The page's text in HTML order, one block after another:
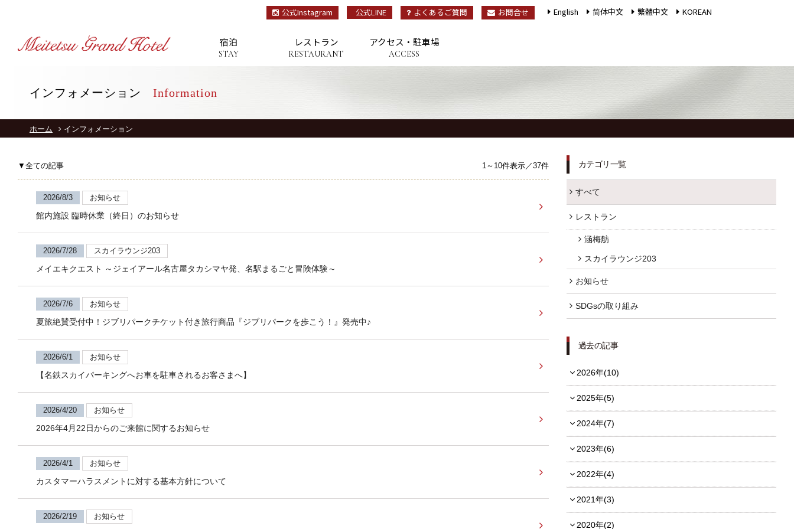
宿泊
STAY
レストラン
RESTAURANT
アクセス・駐車場
ACCESS
English 简体中文 繁體中文 KOREAN
公式Instagram 公式LINE よくあるご質問 お問合せ
STAY
RESTAURANT
アクセス
よくあるご質問
お取引様用通報窓口
リシー
会社概要
サイトマップ
FOLLOW US
レストラン予約
インフォメーション Information
ホーム インフォメーション
▼全ての記事 1～10件表示／37件
2026/8/3 お知らせ
館内施設 臨時休業（終日）のお知らせ
2026/7/28 スカイラウンジ203
メイエキクエスト ～ジェイアール名古屋タカシマヤ発、名駅まるごと冒険体験～
2026/7/6 お知らせ
夏旅絶賛受付中！ジブリパークチケット付き旅行商品『ジブリパークを歩こう！』発売中♪
2026/6/1 お知らせ
【名鉄スカイパーキングへお車を駐車されるお客さまへ】
2026/4/20 お知らせ
2026年4月22日からのご来館に関するお知らせ
2026/4/1 お知らせ
カスタマーハラスメントに対する基本方針について
2026/2/19 お知らせ
カテゴリ一覧
すべて
レストラン
涵梅舫
スカイラウンジ203
お知らせ
SDGsの取り組み
過去の記事
2026年(10)
2025年(5)
2024年(7)
2023年(6)
2022年(4)
2021年(3)
2020年(2)